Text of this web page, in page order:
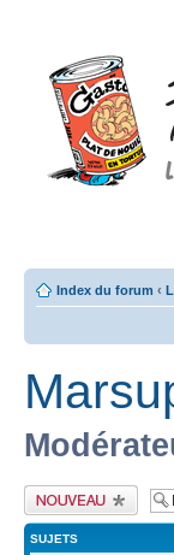
Index du forum ‹
Publier un nouveau
sujet
SUJETS